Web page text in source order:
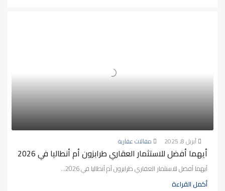
أبريل 8, 2025 مقالات عقارية
أيهما أفضل للاستثمار العقاري طرابزون أم أنطاليا في 2026
أيهما أفضل للاستثمار العقاري طرابزون أم أنطاليا في 2026...
أكمل القراءة